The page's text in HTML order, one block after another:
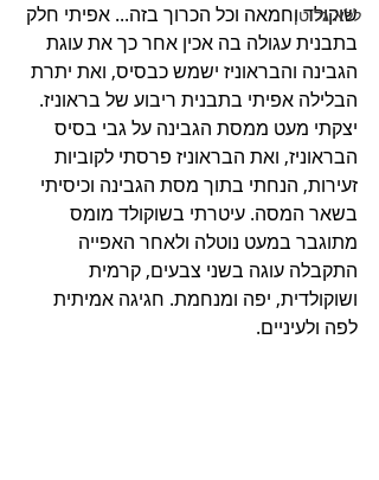
ללא גלוטן
שוקולד וחמאה וכל הכרוך בזה... אפיתי חלק
בתבנית עגולה בה אכין אחר כך את עוגת
הגבינה והבראוניז ישמש כבסיס, ואת יתרת
הבלילה אפיתי בתבנית ריבוע של בראוניז.
יצקתי מעט ממסת הגבינה על גבי בסיס
הבראוניז, ואת הבראוניז פרסתי לקוביות
זעירות, הנחתי בתוך מסת הגבינה וכיסיתי
בשאר המסה. עיטרתי בשוקולד מומס
מתוגבר במעט נוטלה ולאחר האפייה
התקבלה עוגה בשני צבעים, קרמית
ושוקולדית, יפה ומנחמת. חגיגה אמיתית
לפה ולעיניים.